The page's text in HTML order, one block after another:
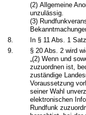
(2) Allgemeine
unzulässig.
(3)
8.
In § 11 Abs. 1
9.
§ 20 Abs. 2 wird
„(2) Wenn und
zuzuordnen ist,
zuständige
Voraussetzung
seiner Wahl
elektronischen
Rundfunk